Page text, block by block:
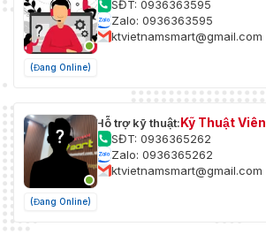
(Đang Online)
SĐT: 0936363595
Zalo: 0936363595
ktvietnamsmart@gmail.com
(Đang Online)
Hỗ trợ kỹ thuật:Kỹ Thuật Viên
SĐT: 0936365262
Zalo: 0936365262
ktvietnamsmart@gmail.com